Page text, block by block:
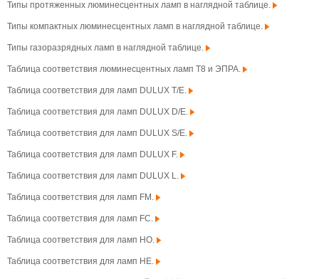
Типы протяженных люминесцентных ламп в наглядной таблице.
Типы компактных люминесцентных ламп в наглядной таблице.
Типы газоразрядных ламп в наглядной таблице.
Таблица соответствия люминесцентных ламп T8 и ЭПРА.
Таблица соответствия для ламп DULUX T/E.
Таблица соответствия для ламп DULUX D/E.
Таблица соответствия для ламп DULUX S/E.
Таблица соответствия для ламп DULUX F.
Таблица соответствия для ламп DULUX L.
Таблица соответствия для ламп FM.
Таблица соответствия для ламп FC.
Таблица соответствия для ламп HO.
Таблица соответствия для ламп HE.